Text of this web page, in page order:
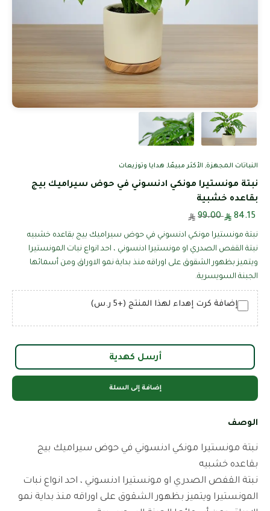
النباتات المجهزة, الأكثر مبيعًا, هدايا وتوزيعات
نبتة مونستيرا مونكي ادنسوني في حوض سيراميك بيج
بقاعده خشبية
99.00
نبتة مونستيرا مونكي ادنسوني في حوض سيراميك بيج بقاعده خشبيه
نبتة القفص الصدري او مونستيرا ادنسوني ، احد انواع نبات المونستيرا
ويتميز بظهور الشقوق على اوراقه منذ بداية نمو الاوراق ومن أسمائها
الجبنة السويسرية.
إضافة كرت إهداء لهذا المنتج (+5 ر.س)
إضافة إلى السلة
أرسل كهدية
الوصف
نبتة مونستيرا مونكي ادنسوني في حوض سيراميك بيج
بقاعده خشبيه
نبتة القفص الصدري او مونستيرا ادنسوني ، احد انواع نبات
المونستيرا ويتميز بظهور الشقوق على اوراقه منذ بداية نمو